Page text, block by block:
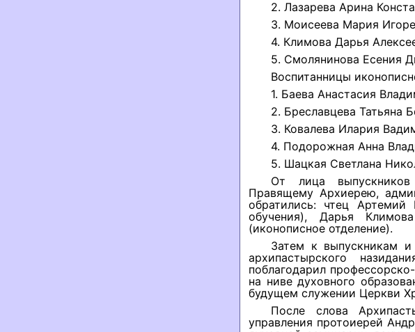
2. Лазарева Арина
3. Моисеева Мария
4. Климова Дарья
5. Смолянинова Есения
Воспитанницы
1. Баева Анастасия
2. Бреславцева Татьяна
3. Ковалева Илария
4. Подорожная Анна
5. Шацкая Светлана
От лица
Правящему Архиерею,
обратились: чтец Артемий
обучения), Дарья
(иконописное отделение).
Затем к выпускникам
архипастырского
поблагодарил
на ниве духовного
будущем служении Церкви
После слова
управления протоиерей